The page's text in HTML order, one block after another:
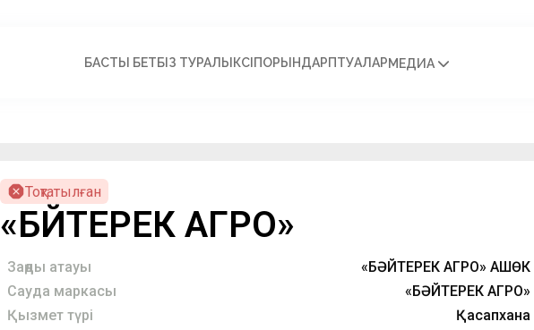
БАСТЫ БЕТБІЗ ТУРАЛЫ КӘСІПОРЫНДАРПӘТУАЛАРМЕДИА
Тоқтатылған
«БӘЙТЕРЕК АГРО»
Заңды атауы
«БӘЙТЕРЕК АГРО» АШӨК
Сауда маркасы
«БӘЙТЕРЕК АГРО»
Қызмет түрі
Қасапхана